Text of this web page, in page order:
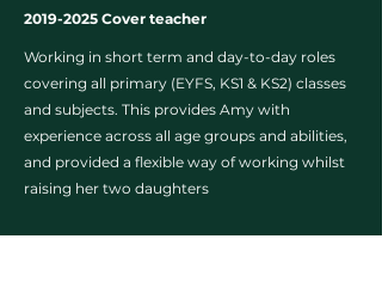
2019-2025 Cover teacher
Working in short term and day-to-day roles
covering all primary (EYFS, KS1 & KS2) classes
and subjects. This provides Amy with
experience across all age groups and abilities,
and provided a flexible way of working whilst
raising her two daughters